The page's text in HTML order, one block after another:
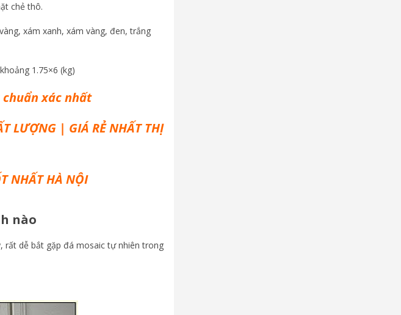
chẻ thô.
xám xanh, xám vàng, đen, trắng
1.75×6 (kg)
chuẩn xác nhất
LƯỢNG | GIÁ RẺ NHẤT THỊ
NHẤT HÀ NỘI
nào
rất dễ bắt gặp đá mosaic tự nhiên trong